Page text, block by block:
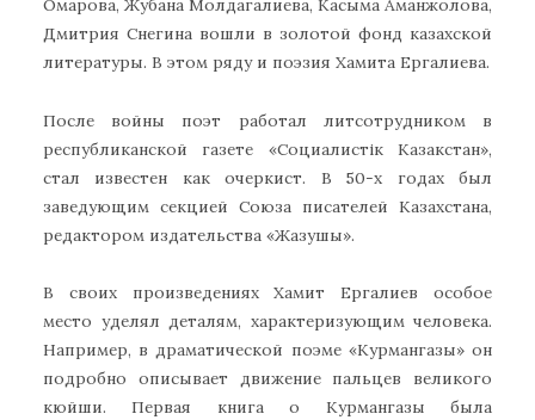
Омарова, Жубана Молдагалиева, Касыма Аманжолова,
Дмитрия Снегина вошли в золотой фонд казахской
литературы. В этом ряду и поэзия Хамита Ергалиева.
После войны поэт работал литсотрудником в
республиканской газете «Социалистiк Казакстан»,
стал известен как очеркист. В 50-х годах был
заведующим секцией Союза писателей Казахстана,
редактором издательства «Жазушы».
В своих произведениях Хамит Ергалиев особое
место уделял деталям, характеризующим человека.
Например, в драматической поэме «Курмангазы» он
подробно описывает движение пальцев великого
кюйши. Первая книга о Курмангазы была